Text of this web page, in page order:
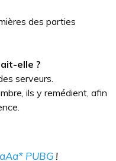
des parties
elle ?
serveurs.
ils y remédient, afin
PUBG!